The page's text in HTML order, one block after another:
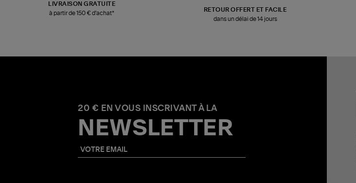
LIVRAISON GRATUITE
à partir de 150 € d'achat*
RETOUR OFFERT ET FACILE
dans un délai de 14 jours
20 € EN VOUS INSCRIVANT À LA
NEWSLETTER